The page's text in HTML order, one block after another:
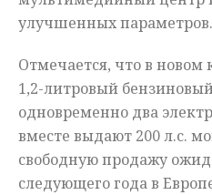
улучшенных параметров.
Отмечается, что в новом
1,2-литровый
одновременно два
вместе выдают 200 л.с.
свободную продажу
следующего года в